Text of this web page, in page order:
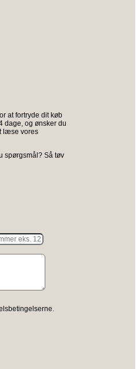
at fortryde dit køb
dage, og ønsker du
læse vores
spørgsmål? Så tøv